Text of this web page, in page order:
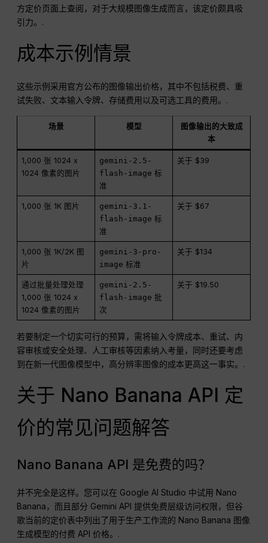
方定价页面上查阅，对于大规模图像生成而言，该定价颇具吸
引力。.
成本示例情景
这些示例采用官方公布的图像输出价格，其中不包括税费、重
试失败、文本输入令牌、存储费用以及可选工具的费用。.
场景 模型
图像输出的大致成
本
1,000 张 1024 x
1024 像素的图片
gemini-2.5-
flash-image 标
准
关于 $39
1,000 张 1K 图片
gemini-3.1-
flash-image 标
准
关于 $67
1,000 张 1K/2K 图
片
gemini-3-pro-
image 标准
关于 $134
通过批量处理处理
1,000 张 1024 x
1024 像素的图片
gemini-2.5-
flash-image 批
次
关于 $19.50
若要制定一个切实可行的预算，需将输入令牌成本、重试、内
容审核或安全处理、人工审核等因素纳入考量，同时还要考虑
到在新一代图像模型中，高分辨率图像的成本更高这一事实。.
关于 Nano Banana API 定
价的常见问题解答
Nano Banana API 是免费的吗？
并不完全是这样。您可以在 Google AI Studio 中试用 Nano
Banana，而且部分 Gemini API 提供免费层级访问权限，但谷
歌当前的定价表中列出了用于生产工作流的 Nano Banana 图像
生成模型的付费 API 价格。.